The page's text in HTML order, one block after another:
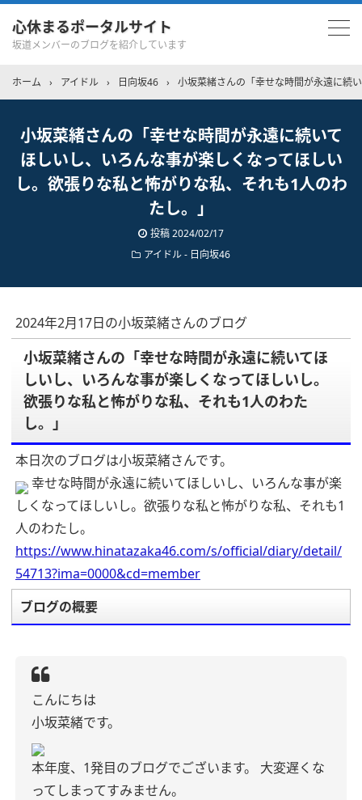
心休まるポータルサイト
坂道メンバーのブログを紹介しています
ホーム › アイドル › 日向坂46 › 小坂菜緒さんの「幸せな時間が永遠に続
小坂菜緒さんの「幸せな時間が永遠に続いて
ほしいし、いろんな事が楽しくなってほしい
し。欲張りな私と怖がりな私、それも1人のわ
たし。」
投稿2024/02/17
アイドル - 日向坂46
2024年2月17日の小坂菜緒さんのブログ
小坂菜緒さんの「幸せな時間が永遠に続いてほ
しいし、いろんな事が楽しくなってほしいし。
欲張りな私と怖がりな私、それも1人のわた
し。」
本日次のブログは小坂菜緒さんです。
幸せな時間が永遠に続いてほしいし、いろんな事が楽
しくなってほしいし。欲張りな私と怖がりな私、それも1
人のわたし。
https://www.hinatazaka46.com/s/official/diary/detail/
54713?ima=0000&cd=member
ブログの概要
こんにちは
小坂菜緒です。
本年度、1発目のブログでございます。
大変遅くな
ってしまってすみません。